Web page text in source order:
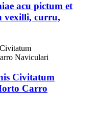
acu pictum et
vexilli, curru,
Civitatum
Carro